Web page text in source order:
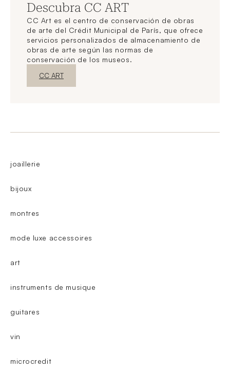
Descubra CC ART
CC Art es el centro de conservación de obras
de arte del Crédit Municipal de París, que ofrece
servicios personalizados de almacenamiento de
obras de arte según las normas de
conservación de los museos.
Nueva ventanaDescubrir
CC ART
joaillerie
bijoux
montres
mode luxe accessoires
art
instruments de musique
guitares
vin
microcredit